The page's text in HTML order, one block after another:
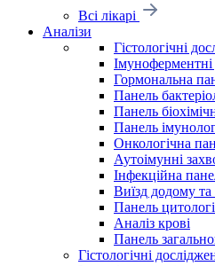
Всі лікарі
Аналізи
Гістологічні
Гормональна
Панель
Панель
Панель
Онкологічна
Аутоімунні
Інфекційна
Виїзд додому та
Панель
Аналіз крові
Панель
Гістологічні